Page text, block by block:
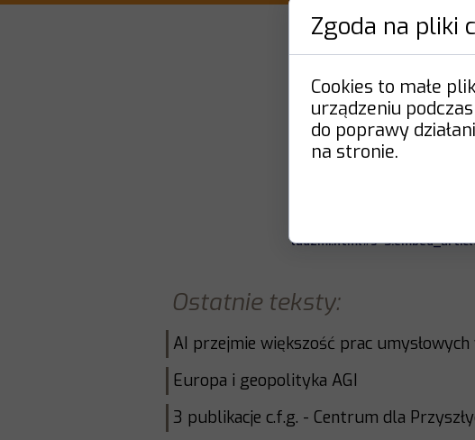
Sztuczna
(C) Tomasz Ulanowski
Gazeta Wyborcza,
https://wyborcza.pl/
Ostatnie teksty:
AI przejmie większość prac umysłowych
Europa i geopolityka AGI
3 publikacje c.f.g. - Centrum dla
Zgoda na pliki
Cookies to małe
urządzeniu
do poprawy
na stronie.